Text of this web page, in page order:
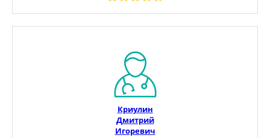
Криулин
Дмитрий
Игоревич